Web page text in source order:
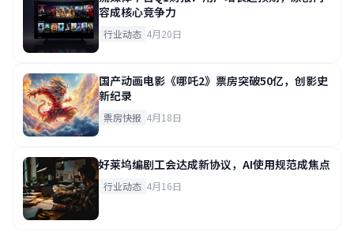
容成核心竞争力
行业动态 4月20日
国产动画电影《哪吒2》票房突破50亿，创影史
新纪录
票房快报 4月18日
好莱坞编剧工会达成新协议，AI使用规范成焦点
行业动态 4月16日